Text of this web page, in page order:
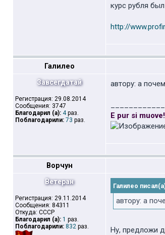
курс рубля
http://
Галилео
Завсегдатай
Регистрация: 29.08.2014
Сообщения: 3747
Благодарил (а): 4раз.
Поблагодарили: 73 раз.
автору: а
E pur si muove!
Ворчун
Ветеран
Регистрация: 29.11.2014
Сообщения: 84311
Откуда: СССР
Благодарил (а): 1 раз.
Поблагодарили: 832 раз.
Галилео
автору: а
Ну, предложи